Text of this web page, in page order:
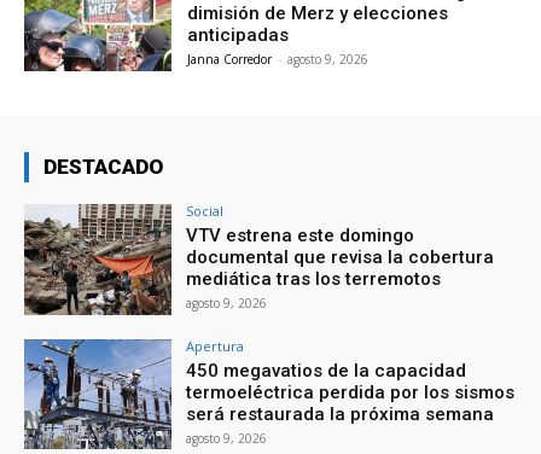
dimisión de Merz y elecciones
anticipadas
Janna Corredor - agosto 9, 2026
DESTACADO
Social
VTV estrena este domingo
documental que revisa la cobertura
mediática tras los terremotos
agosto 9, 2026
Apertura
450 megavatios de la capacidad
termoeléctrica perdida por los sismos
será restaurada la próxima semana
agosto 9, 2026